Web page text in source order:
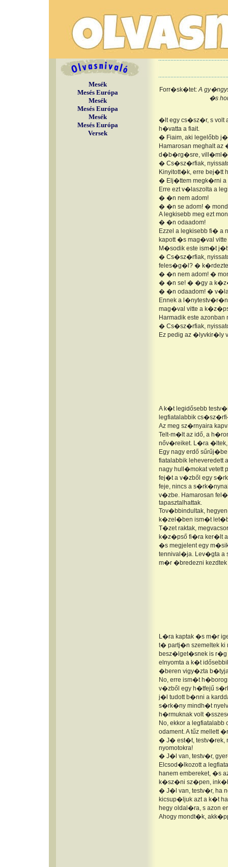
Mesék
Mesés Európa
Mesék
Mesés Európa
Mesék
Mesés Európa
Versek
Forr�sk�tet:A
�s
�lt egy cs�sz�r, s volt
h�vatta a fiait.
� Fiaim, aki legelőbb
Hamarosan meghalt
d�b�rg�sre,
� Cs�sz�rfiak,
Kinyitott�k, erre bej�tt
� Elj�ttem megk�rni a
Erre ezt v�laszolta a
� �n nem adom!
� �n se adom! �
A legkisebb meg ezt
� �n odaadom!
Ezzel a legkisebb fi�
kapott �s mag�val
M�sodik este ism�t
� Cs�sz�rfiak,
feles�g�l? �
� �n nem adom! �
� �n se! � �gy a
� �n odaadom! �
Ennek a
mag�val vitte a
Harmadik este
� Cs�sz�rfiak,
Ez pedig az �lyvkir�ly
A k�t legidősebb
legfiatalabbik
Az meg sz�rnyaira
Telt-m�lt az idő, a
nőv�reiket. L�ra
Egy nagy erdő
fiatalabbik
nagy hull�mokat vetett
fej�t a v�zből egy
feje, nincs a
v�zbe. Hamarosan
tapasztalhattak.
Tov�bbindultak,
k�zel�ben ism�t
T�zet raktak,
k�z�pső fi�ra ker�lt a
�s megjelent egy
tennival�ja. Lev�gta a
m�r �bredezni
L�ra kaptak �s m�r
t� partj�n szemeltek ki
besz�lget�snek is r�g
elnyomta a k�t
�beren vigy�zta
No, erre ism�t
v�zből egy h�tfejű
j�l tudott b�nni a
s�rk�ny mindh�t
h�rmuknak volt
No, ekkor a
odament. A tűz mellett
� J� est�t, testv�rek,
nyomotokra!
� J�l van, testv�r,
Elcsod�lkozott a
hanem embereket, �s
k�sz�ni sz�pen,
� J�l van, testv�r, ha
kicsup�ljuk azt a k�t
hegy oldal�ra, s azon
Ahogy mondt�k,